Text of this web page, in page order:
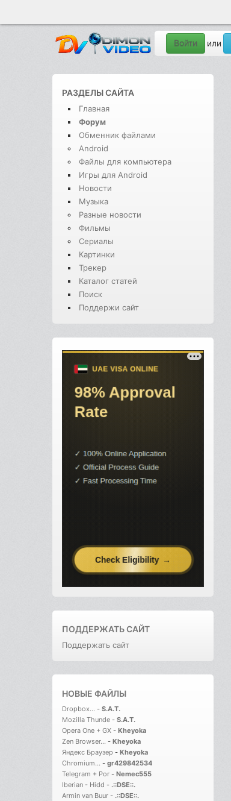
Войти или
РАЗДЕЛЫ САЙТА
Главная
Форум
Обменник файлами
Android
Файлы для компьютера
Игры для Android
Новости
Музыка
Разные новости
Фильмы
Сериалы
Картинки
Трекер
Каталог статей
Поиск
Поддержи сайт
ПОДДЕРЖАТЬ САЙТ
Поддержать сайт
НОВЫЕ ФАЙЛЫ
Dropbox... - S.A.T.
Mozilla Thunde - S.A.T.
Opera One + GX - Kheyoka
Zen Browser... - Kheyoka
Яндекс Браузер - Kheyoka
Chromium... - gr429842534
Telegram + Por - Nemec555
Iberian - Hidd - .::DSE::.
Armin van Buur - .::DSE::.